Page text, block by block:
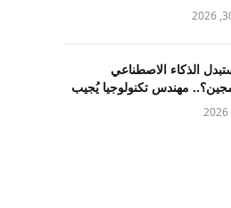
الذكاء الاصطناعي
مهندس تكنولوجيا يُجيب